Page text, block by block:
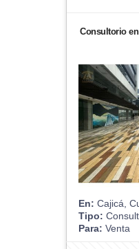
Consultorio en
En: Cajicá,
Tipo:
Para: Venta